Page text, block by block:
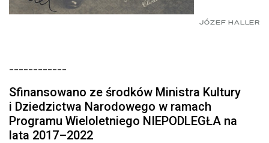
JÓZEF HALLER
Sfinansowano ze środków Ministra Kultury
i Dziedzictwa Narodowego w ramach
Programu Wieloletniego NIEPODLEGŁA na
lata 2017–2022